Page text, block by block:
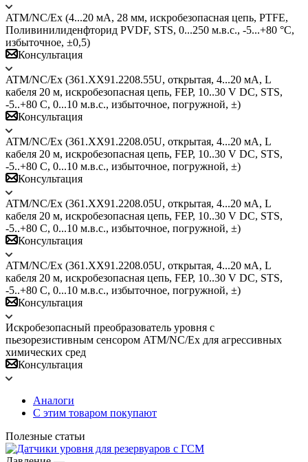
ATM/NC/Ex (4...20 мА, 28 мм, искробезопасная цепь, PTFE,
Поливинилиденфторид PVDF, STS, 0...250 м.в.с., -5...+80 °C,
избыточное, ±0,5)
Консультация
ATM/NC/Ex (361.ХХ91.2208.55U, открытая, 4...20 мА, L
кабеля 20 м, искробезопасная цепь, FEP, 10..30 V DC, STS,
-5..+80 С, 0...10 м.в.с., избыточное, погружной, ±)
Консультация
ATM/NC/Ex (361.ХХ91.2208.05U, открытая, 4...20 мА, L
кабеля 20 м, искробезопасная цепь, FEP, 10..30 V DC, STS,
-5..+80 С, 0...10 м.в.с., избыточное, погружной, ±)
Консультация
ATM/NC/Ex (361.ХХ91.2208.05U, открытая, 4...20 мА, L
кабеля 20 м, искробезопасная цепь, FEP, 10..30 V DC, STS,
-5..+80 С, 0...10 м.в.с., избыточное, погружной, ±)
Консультация
ATM/NC/Ex (361.ХХ91.2208.05U, открытая, 4...20 мА, L
кабеля 20 м, искробезопасная цепь, FEP, 10..30 V DC, STS,
-5..+80 С, 0...10 м.в.с., избыточное, погружной, ±)
Консультация
Искробезопасный преобразователь уровня с
пьезорезистивным сенсором ATM/NC/Ex для агрессивных
химических сред
Консультация
Аналоги
С этим товаром покупают
Полезные статьи